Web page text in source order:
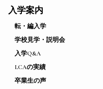
入学案内
転・編入学
学校見学・説明会
入学Q&A
LCAの実績
卒業生の声